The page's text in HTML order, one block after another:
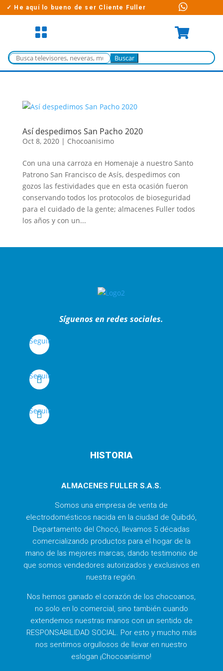
✓ He aquí lo bueno de ser Cliente Fuller 
 
Buscar:
Así despedimos San Pacho 2020
Oct 8, 2020| Chocoanisimo
Con una una carroza en Homenaje a nuestro Santo
Patrono San Francisco de Asís, despedimos con
gozos las festividades que en esta ocasión fueron
conservando todos los protocolos de bioseguridad
para el cuidado de la gente; almacenes Fuller todos
los años y con un...
Síguenos en redes sociales.
Seguir
Seguir
Seguir
HISTORIA
ALMACENES FULLER S.A.S.
Somos una empresa de venta de
electrodomésticos nacida en la ciudad de Quibdó,
Departamento del Chocó, llevamos 5 décadas
comercializando productos para el hogar de la
mano de las mejores marcas, dando testimonio de
que somos vendedores autorizados y exclusivos en
nuestra región.
Nos hemos ganado el corazón de los chocoanos,
no solo en lo comercial, sino también cuando
extendemos nuestras manos con un sentido de
RESPONSABILIDAD SOCIAL. Por esto y mucho más
nos sentimos orgullosos de llevar en nuestro
eslogan ¡Chocoanísimo!